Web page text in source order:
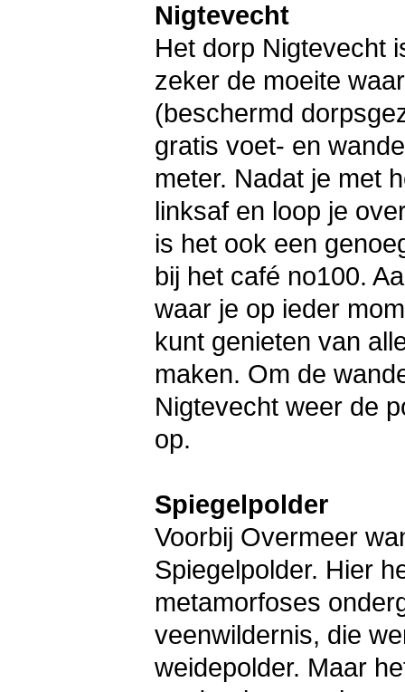
Nigtevecht
Het dorp Nigtevecht
zeker de moeite
(beschermd
gratis voet- en
meter. Nadat je met
linksaf en loop je
is het ook een
bij het café no100.
waar je op ieder
kunt genieten van
maken. Om de
Nigtevecht weer de
op.
Spiegelpolder
Voorbij Overmeer
Spiegelpolder. Hier
metamorfoses
veenwildernis, die
weidepolder. Maar